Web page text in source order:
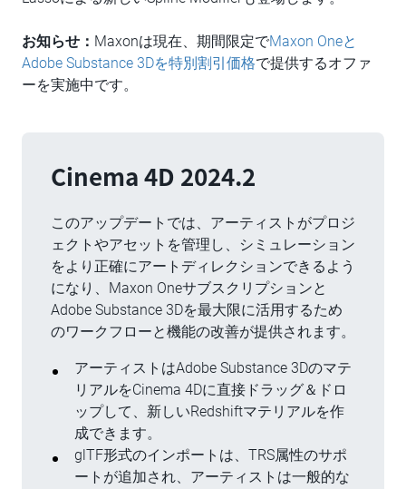
お知らせ： Maxonは現在、期間限定でMaxon Oneと
Adobe Substance 3Dを特別割引価格で提供するオファ
ーを実施中です。
Cinema 4D 2024.2
このアップデートでは、アーティストがプロジ
ェクトやアセットを管理し、シミュレーション
をより正確にアートディレクションできるよう
になり、Maxon Oneサブスクリプションと
Adobe Substance 3Dを最大限に活用するため
のワークフローと機能の改善が提供されます。
アーティストはAdobe Substance 3Dのマテ
リアルをCinema 4Dに直接ドラッグ＆ドロ
ップして、新しいRedshiftマテリアルを作
成できます。
glTF形式のインポートは、TRS属性のサポ
ートが追加され、アーティストは一般的な